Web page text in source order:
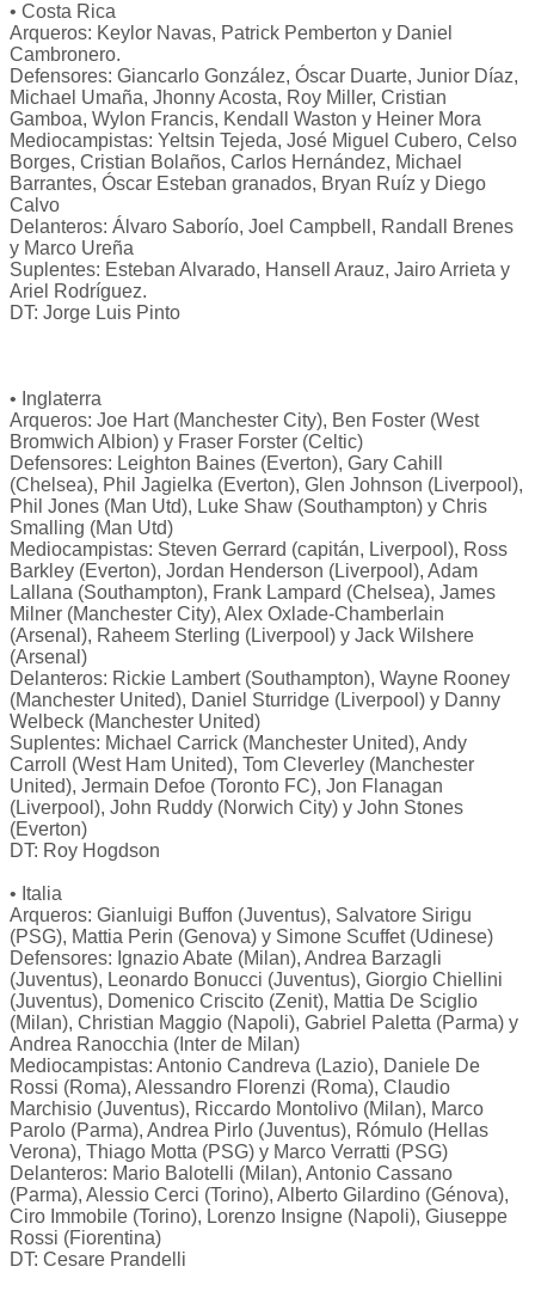
• Costa Rica
Arqueros: Keylor Navas, Patrick Pemberton y Daniel
Cambronero.
Defensores: Giancarlo González, Óscar Duarte, Junior Díaz,
Michael Umaña, Jhonny Acosta, Roy Miller, Cristian
Gamboa, Wylon Francis, Kendall Waston y Heiner Mora
Mediocampistas: Yeltsin Tejeda, José Miguel Cubero, Celso
Borges, Cristian Bolaños, Carlos Hernández, Michael
Barrantes, Óscar Esteban granados, Bryan Ruíz y Diego
Calvo
Delanteros: Álvaro Saborío, Joel Campbell, Randall Brenes
y Marco Ureña
Suplentes: Esteban Alvarado, Hansell Arauz, Jairo Arrieta y
Ariel Rodríguez.
DT: Jorge Luis Pinto
• Inglaterra
Arqueros: Joe Hart (Manchester City), Ben Foster (West
Bromwich Albion) y Fraser Forster (Celtic)
Defensores: Leighton Baines (Everton), Gary Cahill
(Chelsea), Phil Jagielka (Everton), Glen Johnson (Liverpool),
Phil Jones (Man Utd), Luke Shaw (Southampton) y Chris
Smalling (Man Utd)
Mediocampistas: Steven Gerrard (capitán, Liverpool), Ross
Barkley (Everton), Jordan Henderson (Liverpool), Adam
Lallana (Southampton), Frank Lampard (Chelsea), James
Milner (Manchester City), Alex Oxlade-Chamberlain
(Arsenal), Raheem Sterling (Liverpool) y Jack Wilshere
(Arsenal)
Delanteros: Rickie Lambert (Southampton), Wayne Rooney
(Manchester United), Daniel Sturridge (Liverpool) y Danny
Welbeck (Manchester United)
Suplentes: Michael Carrick (Manchester United), Andy
Carroll (West Ham United), Tom Cleverley (Manchester
United), Jermain Defoe (Toronto FC), Jon Flanagan
(Liverpool), John Ruddy (Norwich City) y John Stones
(Everton)
DT: Roy Hogdson
• Italia
Arqueros: Gianluigi Buffon (Juventus), Salvatore Sirigu
(PSG), Mattia Perin (Genova) y Simone Scuffet (Udinese)
Defensores: Ignazio Abate (Milan), Andrea Barzagli
(Juventus), Leonardo Bonucci (Juventus), Giorgio Chiellini
(Juventus), Domenico Criscito (Zenit), Mattia De Sciglio
(Milan), Christian Maggio (Napoli), Gabriel Paletta (Parma) y
Andrea Ranocchia (Inter de Milan)
Mediocampistas: Antonio Candreva (Lazio), Daniele De
Rossi (Roma), Alessandro Florenzi (Roma), Claudio
Marchisio (Juventus), Riccardo Montolivo (Milan), Marco
Parolo (Parma), Andrea Pirlo (Juventus), Rómulo (Hellas
Verona), Thiago Motta (PSG) y Marco Verratti (PSG)
Delanteros: Mario Balotelli (Milan), Antonio Cassano
(Parma), Alessio Cerci (Torino), Alberto Gilardino (Génova),
Ciro Immobile (Torino), Lorenzo Insigne (Napoli), Giuseppe
Rossi (Fiorentina)
DT: Cesare Prandelli